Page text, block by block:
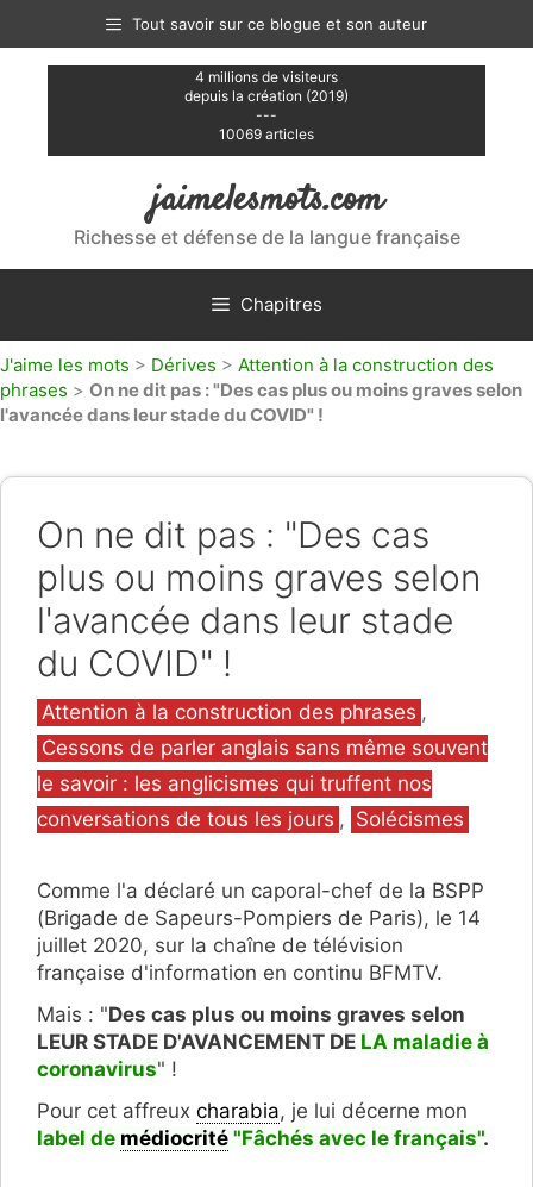
contenu
Tout savoir sur ce blogue et son auteur
4 millions de visiteurs
depuis la création (2019)
---
10069 articles
jaimelesmots.com
Richesse et défense de la langue française
Chapitres
J'aime les mots > Dérives > Attention à la construction des
phrases > On ne dit pas : "Des cas plus ou moins graves selon
l'avancée dans leur stade du COVID" !
On ne dit pas : "Des cas
plus ou moins graves selon
l'avancée dans leur stade
du COVID" !
Catégories
Attention à la construction des phrases ,
Cessons de parler anglais sans même souvent
le savoir : les anglicismes qui truffent nos
conversations de tous les jours , Solécismes
Comme l'a déclaré un caporal-chef de la BSPP
(Brigade de Sapeurs-Pompiers de Paris), le 14
juillet 2020, sur la chaîne de télévision
française d'information en continu BFMTV.
Mais : "Des cas plus ou moins graves selon
LEUR STADE D'AVANCEMENT DE LA maladie à
coronavirus" !
Pour cet affreux charabia, je lui décerne mon
label de médiocrité "Fâchés avec le français".